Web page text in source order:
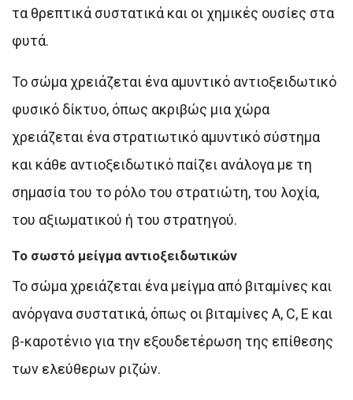
τα θρεπτικά συστατικά και οι χημικές ουσίες στα
φυτά.
Το σώμα χρειάζεται ένα αμυντικό αντιοξειδωτικό
φυσικό δίκτυο, όπως ακριβώς μια χώρα
χρειάζεται ένα στρατιωτικό αμυντικό σύστημα
και κάθε αντιοξειδωτικό παίζει ανάλογα με τη
σημασία του το ρόλο του στρατιώτη, του λοχία,
του αξιωματικού ή του στρατηγού.
Το σωστό μείγμα αντιοξειδωτικών
Το σώμα χρειάζεται ένα μείγμα από βιταμίνες και
ανόργανα συστατικά, όπως οι βιταμίνες Α, C, E και
β-καροτένιο για την εξουδετέρωση της επίθεσης
των ελεύθερων ριζών.